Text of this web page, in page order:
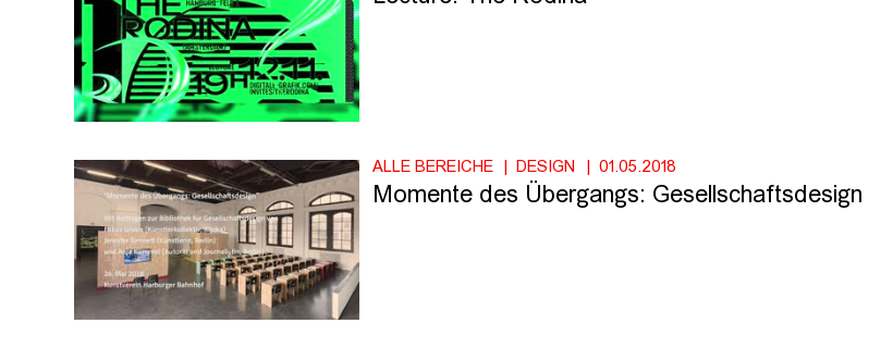
ALLE BEREICHE DESIGN 01.05.2018
Momente des Übergangs: Gesellschaftsdesign